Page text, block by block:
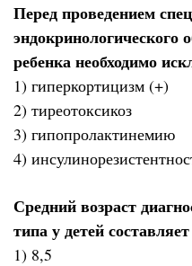
Перед проведением
эндокринологического
ребенка необходимо
1) гиперкортицизм (+)
2) тиреотоксикоз
3) гипопролактинемию
4)
Средний возраст
типа у детей
1) 8,5